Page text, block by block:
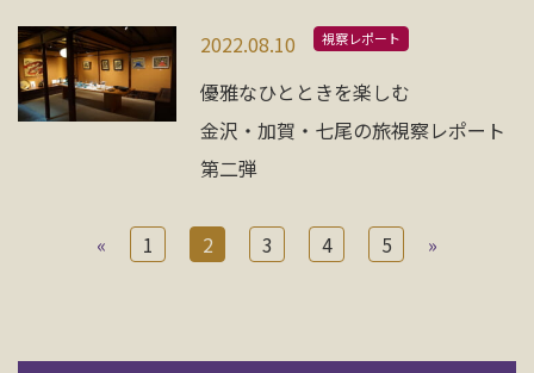
2022.08.10 視察レポート
優雅なひとときを楽しむ
金沢・加賀・七尾の旅視察レポート
第二弾
« 1 2 3 4 5 »